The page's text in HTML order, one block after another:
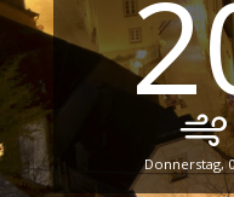
Donnerstag,